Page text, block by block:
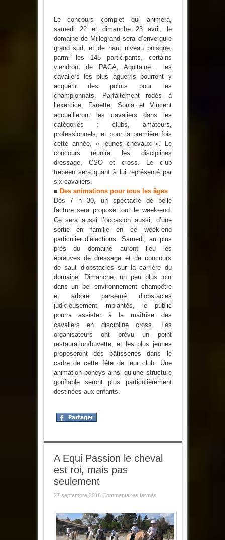
Le concours complet qui animera,
samedi 22 et dimanche 23 avril, le
domaine de Millegrand sera d’envergure
grand sud, et de haut niveau puisque,
parmi les 145 participants, certains
viendront de PACA, Aquitaine… les
cavaliers les plus aguerris pourront y
acquérir des points pour les
championnats. Parfaitement rodés à
l’exercice, Fanette, Sonia et Vincent
accueilleront les cavaliers dans les
catégories : clubs, amateurs,
professionnels, et pour la première fois
cette année, « jeunes chevaux ». Le
concours réunira les disciplines
dressage, CSO et cross. Le club
trébéen sera quant à lui représenté par
six cavaliers.
■ Des animations pour tous les âges
Dès 7 h 30, un spectacle de belle
facture sera proposé tout le week-end.
Ce sera aussi l’occasion aussi, d’une
sortie en famille en ce week-end
particulier d’élections. Samedi, au plus
près du domaine auront lieu les
épreuves de dressage et de concours
de saut d’obstacles sur la carrière du
domaine. Dimanche, un peu plus loin
dans un bel environnement champêtre
et arboré parsemé d’obstacles
judicieusement implantés, le public
pourra assister à la maîtrise des
cavaliers en discipline cross. Les
organisateurs ont prévu un point
restauration/buvette, et les plus jeunes
proposeront des pâtisseries dans le
cadre de cette fête de leur club. Une
animation poneys ainsi qu’une structure
gonflable seront plus particulièrement
destinées aux enfants.
A Equi Passion le cheval
est roi, mais pas
seulement
27 septembre 2016 Commentaires ferméssur
Passion
le
cheval
est
roi,